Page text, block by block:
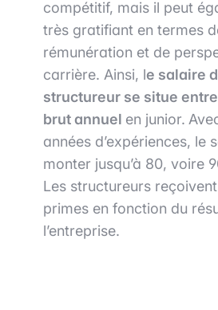
compétitif, mais il peut
très gratifiant en termes
rémunération et de
carrière. Ainsi, le salaire
structureur se situe
brut annuel en junior.
années d’expériences, le
monter jusqu’à 80, voire
Les structureurs
primes en fonction du
l’entreprise.